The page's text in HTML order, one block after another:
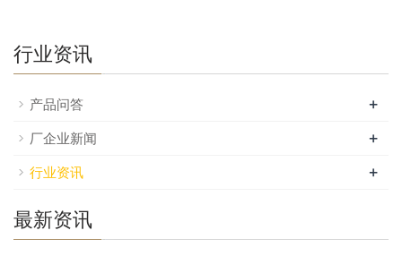
行业资讯
产品问答 +
厂企业新闻 +
行业资讯 +
最新资讯